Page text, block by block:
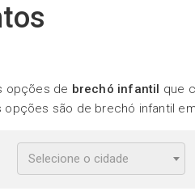
opções de brechó infantil que
opções são de brechó infantil
Selecione o cidade